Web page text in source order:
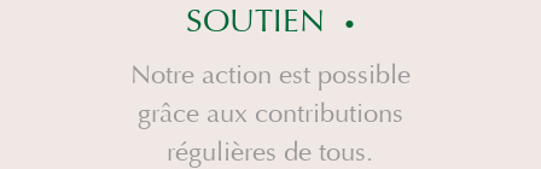
SOUTIEN
Notre action est possible
grâce aux contributions
régulières de tous.